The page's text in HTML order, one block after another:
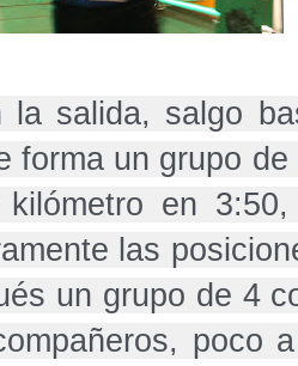
la salida, salgo
forma un grupo
kilómetro en
las
un grupo de 4
poco